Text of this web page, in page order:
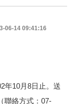
06-14 09:41:16
年10月8日止。送
聯絡方式：07-